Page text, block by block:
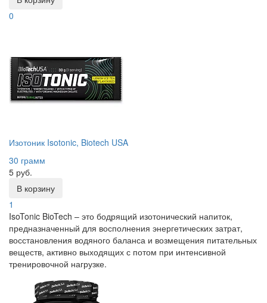
0
Изотоник Isotonic, Biotech USA
30 грамм
5 руб.
В корзину
1
IsoTonic BioTech – это бодрящий изотонический напиток,
предназначенный для восполнения энергетических затрат,
восстановления водяного баланса и возмещения питательных
веществ, активно выходящих с потом при интенсивной
тренировочной нагрузке.